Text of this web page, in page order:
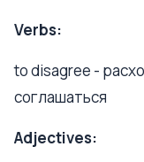
Verbs:
to disagree -
соглашаться
Adjectives: